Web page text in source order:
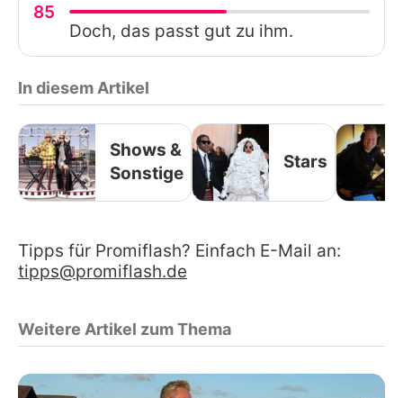
85
Doch, das passt gut zu ihm.
In diesem Artikel
Shows &
Sonstige
Stars
Tipps für Promiflash? Einfach E-Mail an:
tipps@promiflash.de
Weitere Artikel zum Thema